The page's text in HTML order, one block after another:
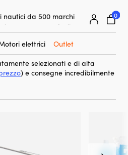
nautici da 500 marchi
0
elettrici Outlet
interruttore è un componente
per una visibilità
il tergicristallo quando
selezionati e di alta
) e consegne incredibilmente